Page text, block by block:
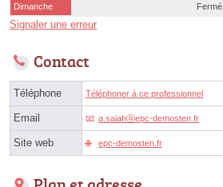
Dimanche
Fermé
Signaler une erreur
Contact
Téléphone Téléphoner à ce professionnel
Email a.saiahⓐepc-demosten.fr
Site web epc-demosten.fr